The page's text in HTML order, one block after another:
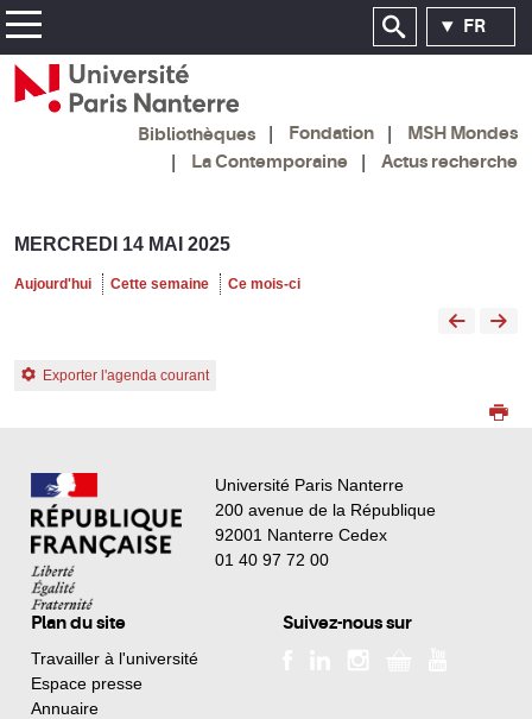
FR
Bibliothèques Fondation
MSH Mondes
La Contemporaine
Actus recherche
MERCREDI 14 MAI 2025
Aujourd'hui Cette semaine Ce mois-ci
Exporter l'agenda courant
Université Paris Nanterre
200 avenue de la République
92001 Nanterre Cedex
01 40 97 72 00
Plan du site
Travailler à l'université
Espace presse
Annuaire
Suivez-nous sur